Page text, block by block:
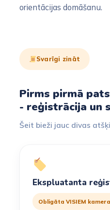
orientācijas domāšanu.
Svarīgi zināt
Pirms pirmā
- reģistrācija un
Šeit bieži jauc divas
Ekspluatanta
Obligāta VISIEM